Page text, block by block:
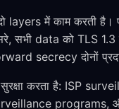
layers में काम करती
सभी data को TLS
secrecy दोनों
सुरक्षा करता है: ISP
programs,